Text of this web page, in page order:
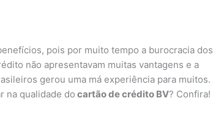
pois por muito tempo a burocracia dos
não apresentavam muitas vantagens e a
gerou uma má experiência para muitos.
na qualidade do cartão de crédito BV? Confira!